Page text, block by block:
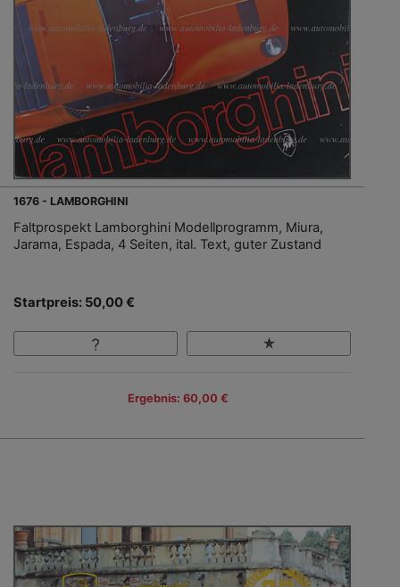
1676 - LAMBORGHINI
Faltprospekt Lamborghini Modellprogramm, Miura,
Jarama, Espada, 4 Seiten, ital. Text, guter Zustand
Startpreis: 50,00 €
Ergebnis: 60,00 €